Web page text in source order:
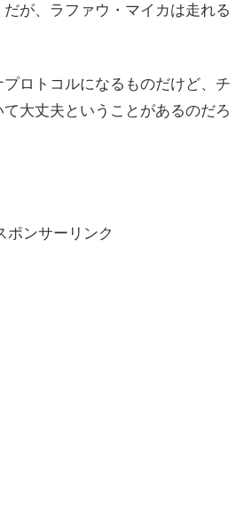
が、ラファウ・マイカは走れる
ロトコルになるものだけど、チ
大丈夫ということがあるのだろ
ポンサーリンク